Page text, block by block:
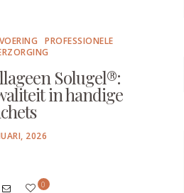
PROFESSIONELE
Solugel®:
in handige
2026
0